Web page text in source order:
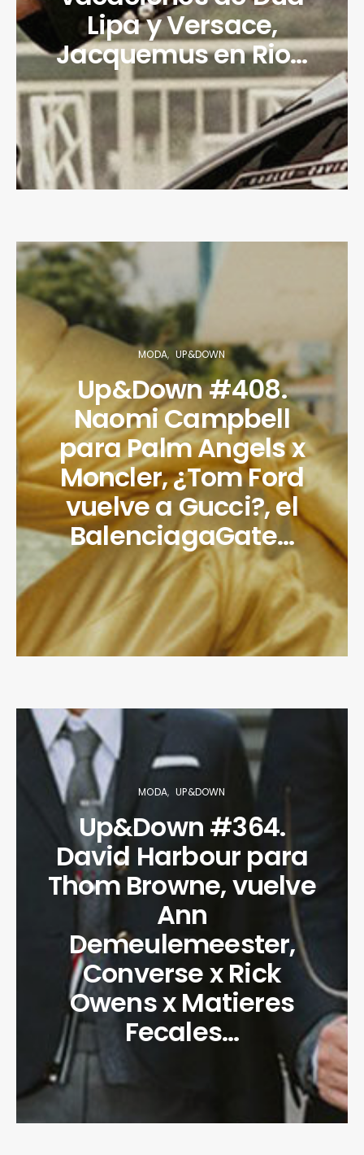
Lipa y Versace,
Jacquemus en Rio…
MODA UP&DOWN
Up&Down #408.
Naomi Campbell
para Palm Angels x
Moncler, ¿Tom Ford
vuelve a Gucci?, el
BalenciagaGate…
MODA UP&DOWN
Up&Down #364.
David Harbour para
Thom Browne, vuelve
Ann
Demeulemeester,
Converse x Rick
Owens x Matieres
Fecales…